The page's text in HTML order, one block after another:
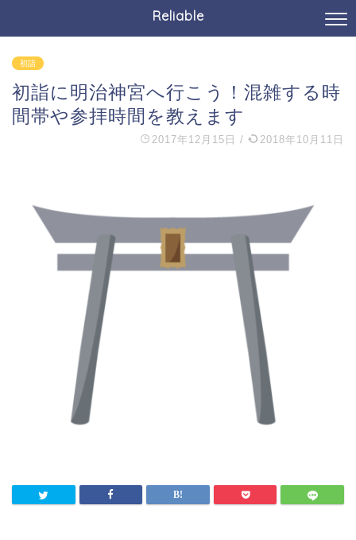
Reliable
初詣
初詣に明治神宮へ行こう！混雑する時
間帯や参拝時間を教えます
2017年12月15日 / 2018年10月11日